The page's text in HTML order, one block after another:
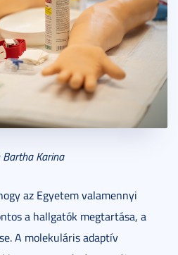
Bartha Karina
az Egyetem valamennyi
a hallgatók megtartása, a
A molekuláris adaptív